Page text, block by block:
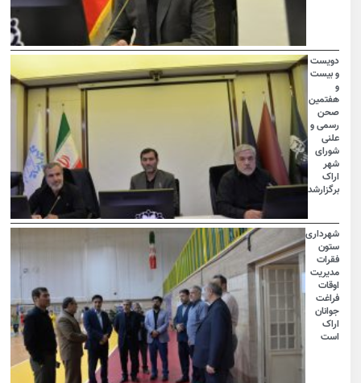
دویست
و بیست
هفتمین
صحن
رسمی و
علنی
شورای
شهر
اراک
برگزارشد
شهرداری
ستون
فقرات
مدیریت
اوقات
فراغت
جوانان
اراک
است